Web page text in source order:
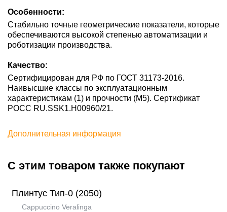
Особенности:
Стабильно точные геометрические показатели, которые
обеспечиваются высокой степенью автоматизации и
роботизации производства.
Качество:
Сертифицирован для РФ по ГОСТ 31173-2016.
Наивысшие классы по эксплуатационным
характеристикам (1) и прочности (М5). Сертификат
POCC RU.SSK1.H00960/21.
Дополнительная информация
С этим товаром также покупают
Плинтус Тип-0 (2050)
Cappuccino Veralinga